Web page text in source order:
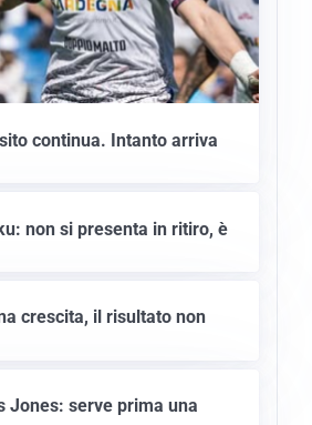
continua. Intanto arriva
non si presenta in ritiro, è
crescita, il risultato non
Jones: serve prima una